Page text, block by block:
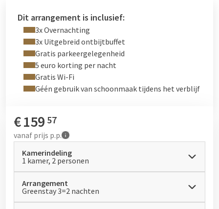
Als u kiest voor het Green Stay Arrangement, ontvangt u
5,00 korting per nacht
gebruik te maken van dagelijkse schoonmaakservice tijdens
uw verblijf. Hierdoor bespaart u water, energie en
schoonmaakmiddelen.
Met het Green Stay Arrangement geniet u van dezelfde luxe
en comfort, terwijl u actief bijdraagt aan het behoud van onze
Dit arrangement is inclusief:
3x Overnachting
3x Uitgebreid ontbijtbuffet
Gratis parkeergelegenheid
5 euro korting per nacht
Gratis Wi-Fi
Géén gebruik van schoonmaak tijdens het verblijf
€159 57
vanaf prijs p.p.
Kamerindeling
1 kamer, 2 personen
Arrangement
Greenstay 3=2 nachten